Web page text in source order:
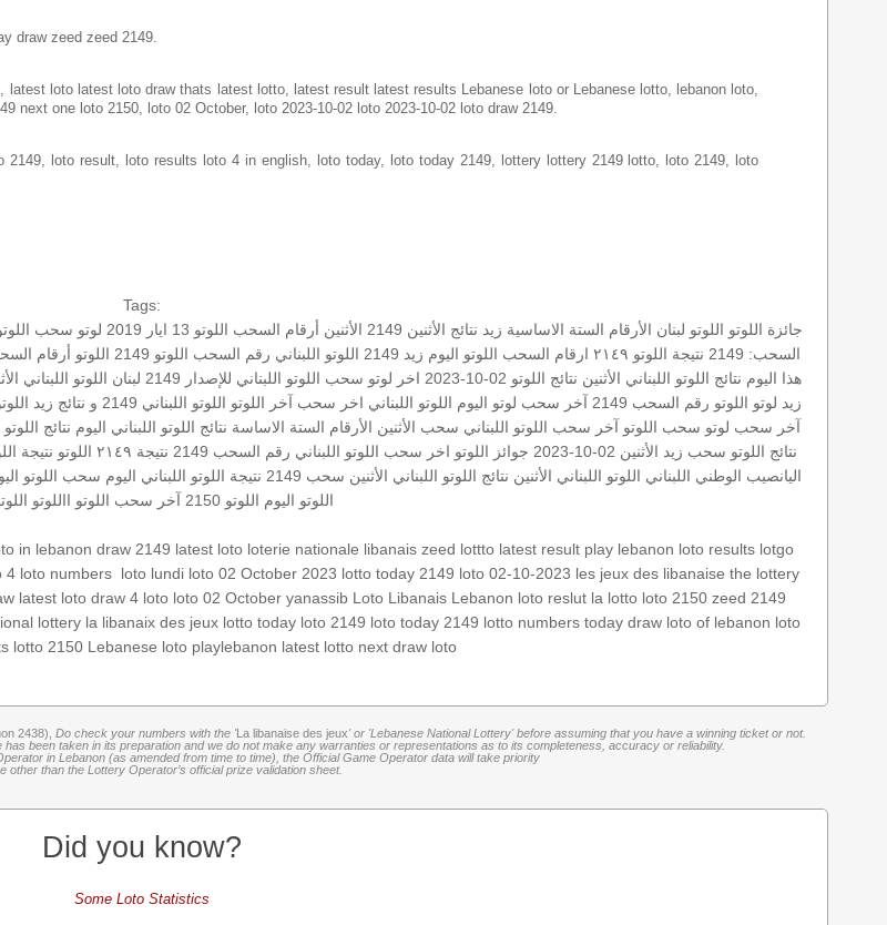
draw zeed zeed 2149.
loto latest loto draw thats latest lotto, latest result latest results Lebanese loto or Lebanese lotto, lebanon loto,
next one loto 2150, loto 02 October, loto 2023-10-02 loto 2023-10-02 loto draw 2149.
loto result, loto results loto 4 in english, loto today, loto today 2149, lottery lottery 2149 lotto, loto 2149, loto
Tags:
جائزة اللوتو اللوتو لبنان الأرقام الستة الاساسية زيد نتائج الأثنين 2149 الأثنين أرقام السحب اللوتو 13 ايار 2019 لوتو سحب اللوتو
السحب: 2149
نتيجة اللوتو ٢١٤٩ ارقام السحب اللوتو اليوم زيد 2149 اللوتو اللبناني رقم السحب اللوتو 2149 اللوتو أرقام السحب
هذا اليوم نتائج اللوتو اللبناني الأثنين نتائج اللوتو 02-10-2023 اخر لوتو سحب اللوتو اللبناني للإصدار 2149 لبنان اللوتو اللبناني الأثنين 02-
زيد لوتو اللوتو رقم السحب 2149 آخر سحب لوتو اليوم اللوتو اللبناني اخر سحب آخر اللوتو اللوتو اللبناني 2149 و نتائج زيد
آخر سحب لوتو سحب اللوتو آخر سحب اللوتو اللبناني سحب الأثنين الأرقام الستة الاساسة نتائج اللوتو اللبناني اليوم نتائج اللوتو
نتائج اللوتو سحب زيد الأثنين 02-10-2023 جوائز اللوتو اخر سحب اللوتو اللبناني رقم السحب 2149 نتيجة ٢١٤٩ اللوتو نتيجة
اليانصيب الوطني اللبناني اللوتو اللبناني الأثنين نتائج اللوتو اللبناني الأثنين سحب 2149 نتيجة اللوتو اللبناني اليوم سحب اللوتو
اللوتو اليوم اللوتو 2150 آخر سحب اللوتو االلوتو
in lebanon draw 2149 latest loto loterie nationale libanais zeed lottto latest result play lebanon loto results lotgo
4 loto numbers loto lundi loto 02 October 2023 lotto today 2149 loto 02-10-2023 les jeux des libanaise the lottery
latest loto draw 4 loto loto 02 October yanassib Loto Libanais Lebanon loto reslut la lotto loto 2150 zeed 2149
lottery la libanaix des jeux lotto today loto 2149 loto today 2149 lotto numbers today draw loto of lebanon loto
lotto 2150 Lebanese loto playlebanon latest lotto next draw loto
2438), Do check your numbers with the 'La libanaise des jeux' or 'Lebanese National Lottery' before assuming that you have a winning ticket or not.
been taken in its preparation and we do not make any warranties or representations as to its completeness, accuracy or reliability.
in Lebanon (as amended from time to time), the Official Game Operator data will take priority
than the Lottery Operator’s official prize validation sheet.
Did you know?
Some Loto Statistics